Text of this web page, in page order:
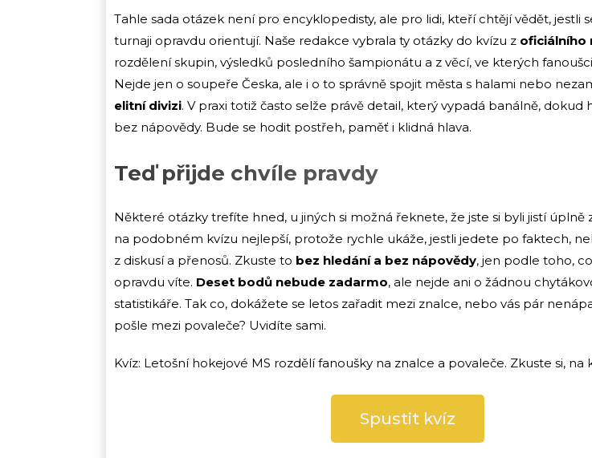
Tahle sada otázek není pro encyklopedisty, ale pro lidi, kteří chtějí vědět, jestli
turnaji opravdu orientují. Naše redakce vybrala ty otázky do kvízu z oficiálního
rozdělení skupin, výsledků posledního šampionátu a z věcí, ve kterých
Nejde jen o soupeře Česka, ale i o to správně spojit města s halami nebo
elitní divizi. V praxi totiž často selže právě detail, který vypadá banálně,
bez nápovědy. Bude se hodit postřeh, paměť i klidná hlava.
Teď přijde chvíle pravdy
Některé otázky trefíte hned, u jiných si možná řeknete, že jste si byli jistí úplně
na podobném kvízu nejlepší, protože rychle ukáže, jestli jedete po faktech,
z diskusí a přenosů. Zkuste to bez hledání a bez nápovědy, jen podle toho,
opravdu víte. Deset bodů nebude zadarmo, ale nejde ani o žádnou
statistikáře. Tak co, dokážete se letos zařadit mezi znalce, nebo vás pár
pošle mezi povaleče? Uvidíte sami.
Kvíz: Letošní hokejové MS rozdělí fanoušky na znalce a povaleče. Zkuste si, na
Spustit kvíz